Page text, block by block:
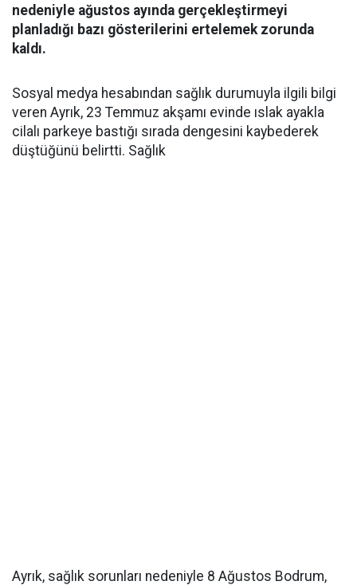
nedeniyle ağustos ayında gerçekleştirmeyi
planladığı bazı gösterilerini ertelemek zorunda
kaldı.
Sosyal medya hesabından sağlık durumuyla ilgili bilgi
veren Ayrık, 23 Temmuz akşamı evinde ıslak ayakla
cilalı parkeye bastığı sırada dengesini kaybederek
düştüğünü belirtti. Sağlık
Ayrık, sağlık sorunları nedeniyle 8 Ağustos Bodrum,